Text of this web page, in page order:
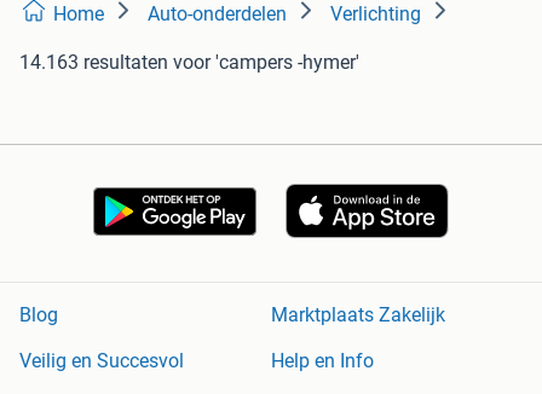
Home Auto-onderdelen Verlichting
14.163 resultaten voor 'campers -hymer'
Blog
Marktplaats Zakelijk
Veilig en Succesvol
Help en Info